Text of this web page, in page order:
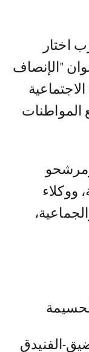
اختار
"الإنصاف
المواطنات
ووكلاء
الفنيدق